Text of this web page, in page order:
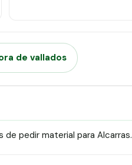
de vallados
de pedir material para Alcarras.